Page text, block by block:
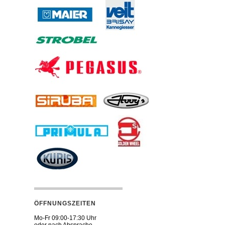
ÖFFNUNGSZEITEN
Mo-Fr 09:00-17:30 Uhr